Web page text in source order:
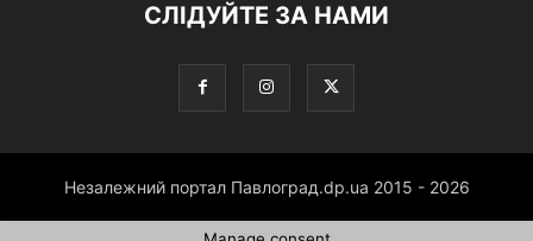
СЛІДУЙТЕ ЗА НАМИ
Незалежний портал Павлоград.dp.ua 2015 - 2026